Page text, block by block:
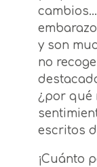
y son
no
¿por qué
escritos
¡Cuánto